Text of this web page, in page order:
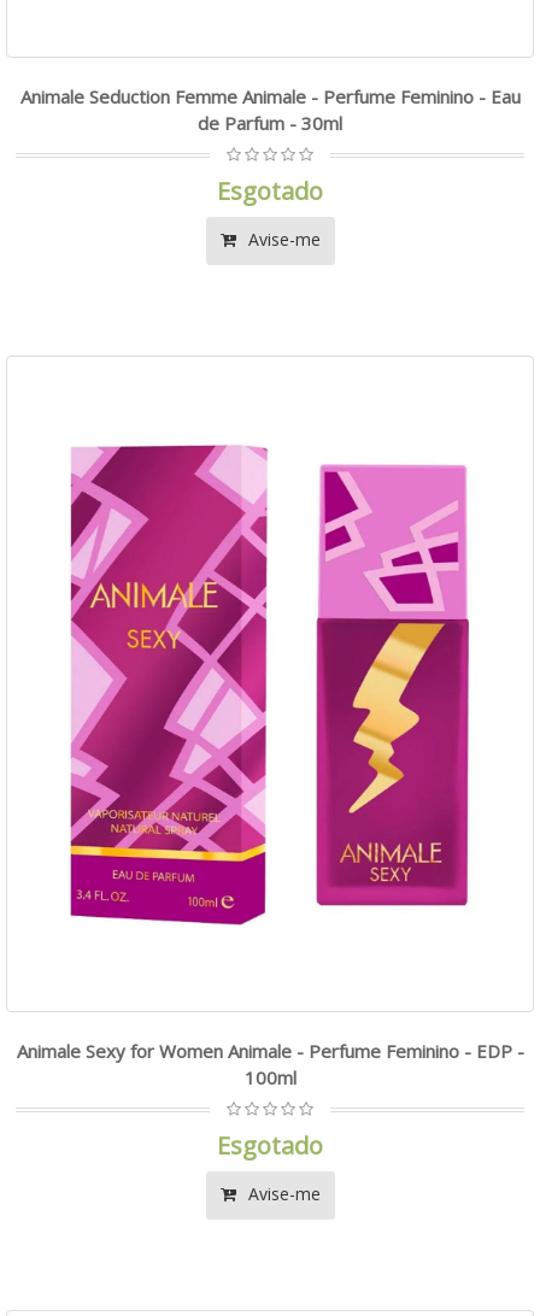
Animale Seduction Femme Animale - Perfume Feminino - Eau
de Parfum - 30ml
Esgotado
Avise-me
Animale Sexy for Women Animale - Perfume Feminino - EDP -
100ml
Esgotado
Avise-me